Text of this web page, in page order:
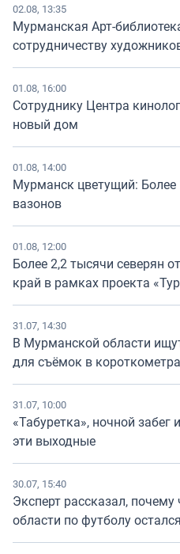
02.08, 13:35
Мурманская Арт-
сотрудничеству
01.08, 16:00
Сотруднику Центра
новый дом
01.08, 14:00
Мурманск цветущий: Более
вазонов
01.08, 12:00
Более 2,2 тысячи северян
край в рамках проекта
31.07, 14:30
В Мурманской области
для съёмок в
31.07, 10:00
«Табуретка», ночной
эти выходные
30.07, 15:40
Эксперт рассказал,
области по футболу